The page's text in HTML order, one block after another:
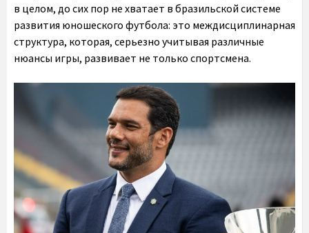
в целом, до сих пор не хватает в бразильской системе
развития юношеского футбола: это междисциплинарная
структура, которая, серьезно учитывая различные
нюансы игры, развивает не только спортсмена.